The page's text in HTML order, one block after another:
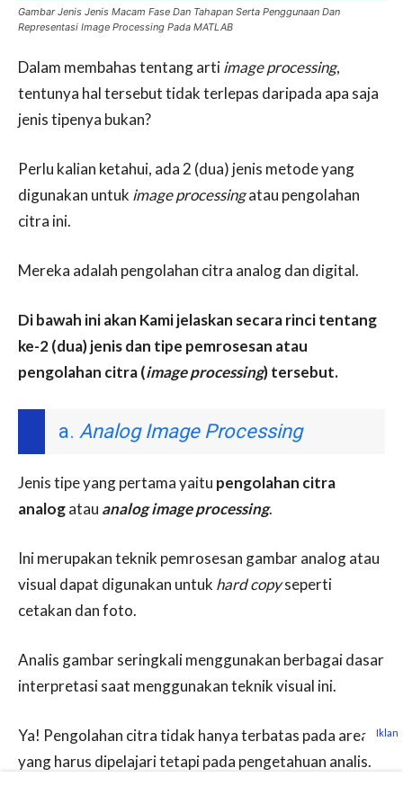
Gambar Jenis Jenis Macam Fase Dan Tahapan Serta Penggunaan Dan
Representasi Image Processing Pada MATLAB
Dalam membahas tentang artiimage processing,
tentunya hal tersebut tidak terlepas daripada apa saja
jenis tipenya bukan?
Perlu kalian ketahui, ada 2 (dua) jenis metode yang
digunakan untuk image processingatau pengolahan
citra ini.
Mereka adalah pengolahan citra analog dan digital.
Di bawah ini akan Kami jelaskan secara rinci tentang
ke-2 (dua) jenis dan tipe pemrosesan atau
pengolahan citra (image processing) tersebut.
a. Analog Image Processing
Jenis tipe yang pertama yaitu pengolahan citra
analogatau analog image processing.
Ini merupakan teknik pemrosesan gambar analog atau
visual dapat digunakan untuk hard copyseperti
cetakan dan foto.
Analis gambar seringkali menggunakan berbagai dasar
interpretasi saat menggunakan teknik visual ini.
Ya! Pengolahan citra tidak hanya terbatas pada area
yang harus dipelajari tetapi pada pengetahuan analis.
Iklan